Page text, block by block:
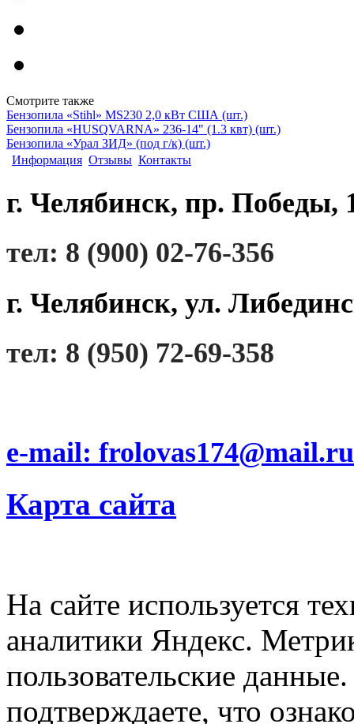
Смотрите также
Бензопила «Stihl» MS230 2,0 кВт США (шт.)
Бензопила «HUSQVARNA» 236-14" (1.3 квт) (шт.)
Бензопила «Урал ЗИД» (под г/к) (шт.)
Информация Отзывы Контакты
г. Челябинск, пр. Победы,
тел: 8 (900) 02-76-356
г. Челябинск, ул.
тел: 8 (950) 72-69-358
e-mail: frolovas174@mail.ru
Карта сайта
На сайте используется
аналитики Яндекс.
пользовательские
подтверждаете, что